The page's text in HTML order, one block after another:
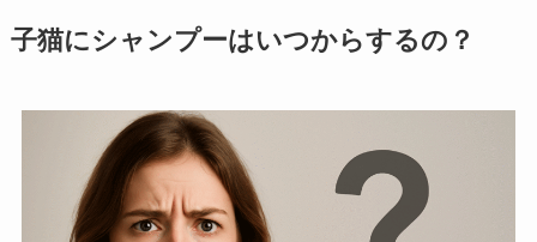
子猫にシャンプーはいつからするの？